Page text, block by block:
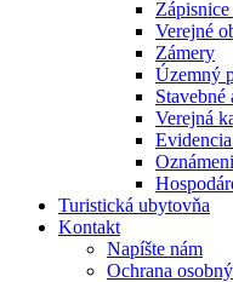
Zápisnice
Verejné
Zámery
Územný
Stavebné
Verejná
Turistická ubytovňa
Kontakt
Napíšte nám
Ochrana